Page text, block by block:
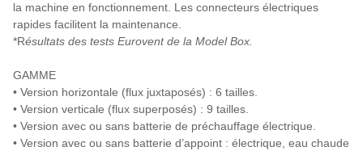
la machine en fonctionnement. Les connecteurs électriques
rapides facilitent la maintenance.
*Résultats des tests Eurovent de la Model Box.
GAMME
• Version horizontale (flux juxtaposés) : 6 tailles.
• Version verticale (flux superposés) : 9 tailles.
• Version avec ou sans batterie de préchauffage électrique.
• Version avec ou sans batterie d’appoint : électrique, eau chaude